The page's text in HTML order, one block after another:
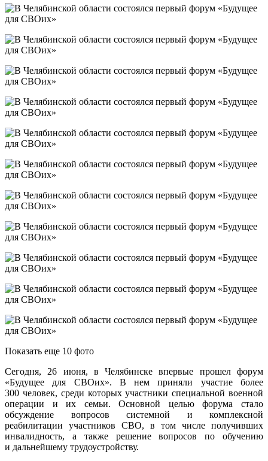
Показать еще 10 фото
Сегодня, 26 июня, в Челябинске впервые прошел форум
«Будущее для СВОих». В нем приняли участие более
300 человек, среди которых участники специальной военной
операции и их семьи. Основной целью форума стало
обсуждение вопросов системной и комплексной
реабилитации участников СВО, в том числе получивших
инвалидность, а также решение вопросов по обучению
и дальнейшему трудоустройству.